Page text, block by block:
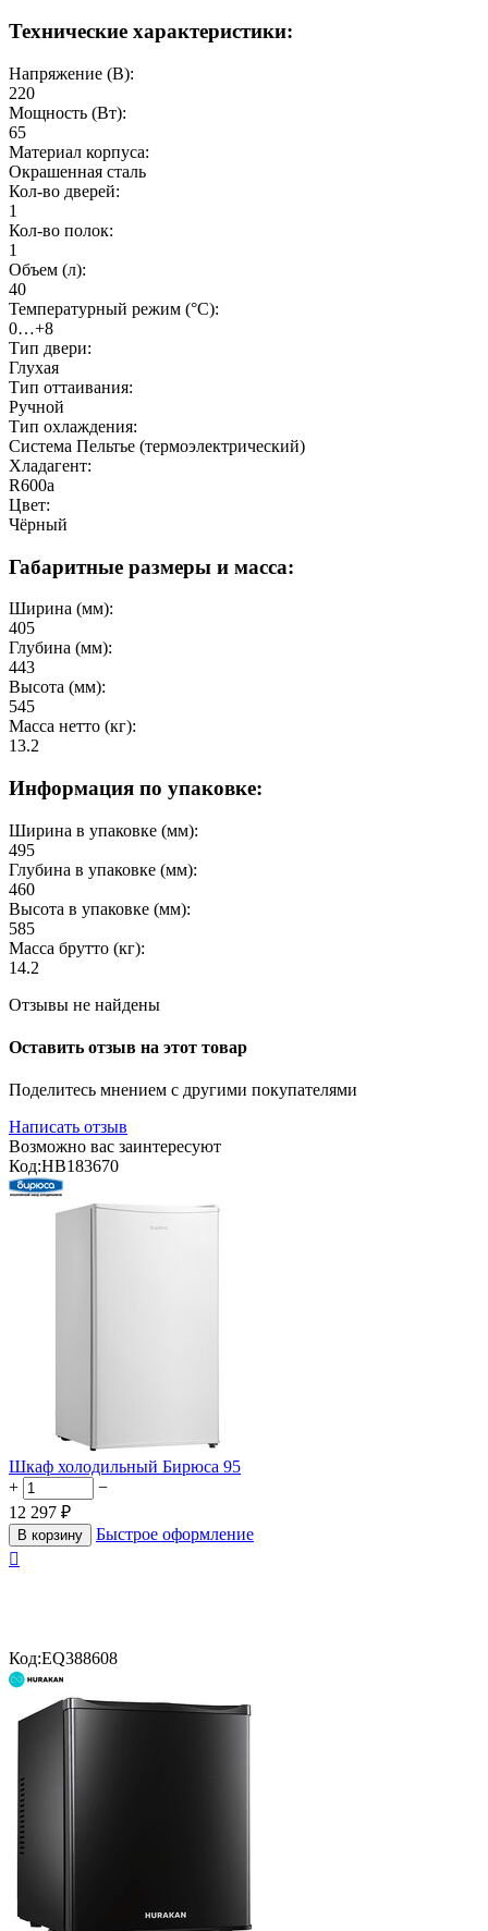
Технические характеристики:
Напряжение (В):
220
Мощность (Вт):
65
Материал корпуса:
Окрашенная сталь
Кол-во дверей:
1
Кол-во полок:
1
Объем (л):
40
Температурный режим (°C):
0…+8
Тип двери:
Глухая
Тип оттаивания:
Ручной
Тип охлаждения:
Система Пельтье (термоэлектрический)
Хладагент:
R600a
Цвет:
Чёрный
Габаритные размеры и масса:
Ширина (мм):
405
Глубина (мм):
443
Высота (мм):
545
Масса нетто (кг):
13.2
Информация по упаковке:
Ширина в упаковке (мм):
495
Глубина в упаковке (мм):
460
Высота в упаковке (мм):
585
Масса брутто (кг):
14.2
Отзывы не найдены
Оставить отзыв на этот товар
Поделитесь мнением с другими покупателями
Написать отзыв
Возможно вас заинтересуют
Код:HB183670
Шкаф холодильный Бирюса 95
+
−
12 297 ₽
В корзину
Быстрое оформление

Код:EQ388608